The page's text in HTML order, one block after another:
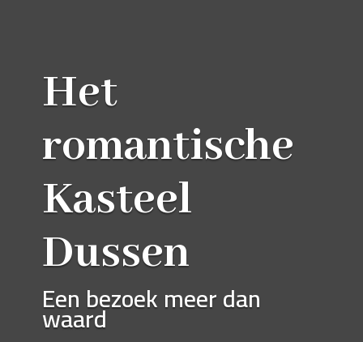
Het
romantische
Kasteel
Dussen
Een bezoek meer dan
waard